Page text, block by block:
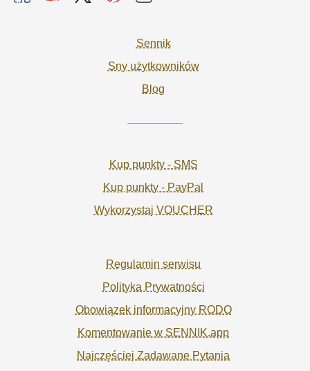
Sennik
Sny użytkowników
Blog
Kup punkty - SMS
Kup punkty - PayPal
Wykorzystaj VOUCHER
Regulamin serwisu
Polityka Prywatności
Obowiązek informacyjny RODO
Komentowanie w SENNIK.app
Najczęściej Zadawane Pytania